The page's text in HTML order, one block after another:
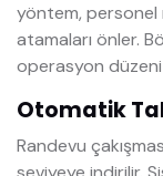
yöntem, personel
atamaları önler.
operasyon
Otomatik
Randevu